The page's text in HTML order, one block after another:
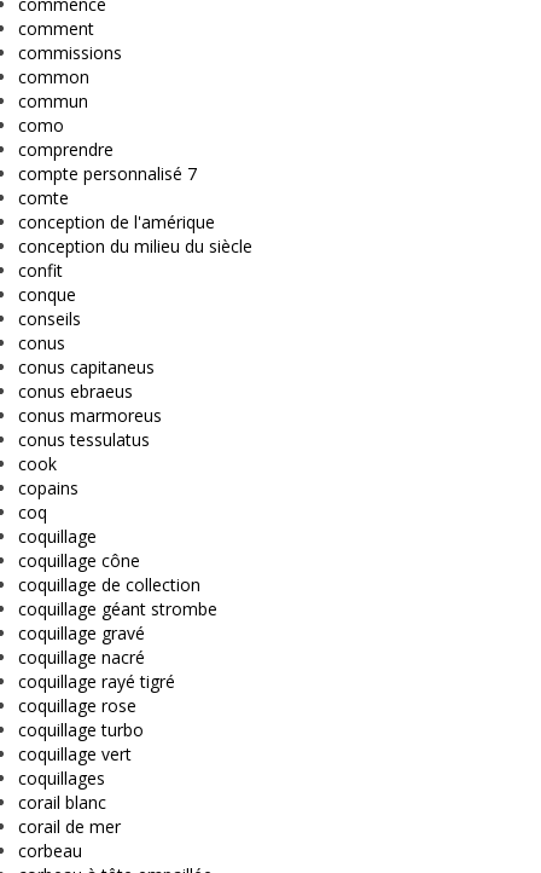
comment
commissions
common
commun
como
comprendre
compte personnalisé 7
comte
conception de l'amérique
conception du milieu du siècle
confit
conque
conseils
conus
conus capitaneus
conus ebraeus
conus marmoreus
conus tessulatus
cook
copains
coq
coquillage
coquillage cône
coquillage de collection
coquillage géant strombe
coquillage gravé
coquillage nacré
coquillage rayé tigré
coquillage rose
coquillage turbo
coquillage vert
coquillages
corail blanc
corail de mer
corbeau